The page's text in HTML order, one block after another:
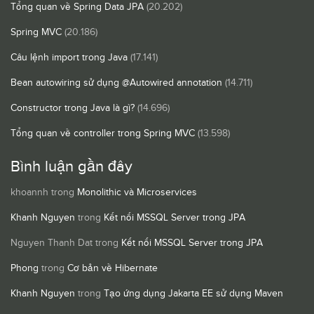
Tổng quan về Spring Data JPA (20.202)
Spring MVC (20.186)
Câu lệnh import trong Java (17.141)
Bean autowiring sử dụng @Autowired annotation (14.711)
Constructor trong Java là gì? (14.696)
Tổng quan về controller trong Spring MVC (13.598)
Bình luận gần đây
khoannh trong Monolithic và Microservices
Khanh Nguyen trong Kết nối MSSQL Server trong JPA
Nguyen Thanh Dat trong Kết nối MSSQL Server trong JPA
Phong trong Cơ bản về Hibernate
Khanh Nguyen trong Tạo ứng dụng Jakarta EE sử dụng Maven